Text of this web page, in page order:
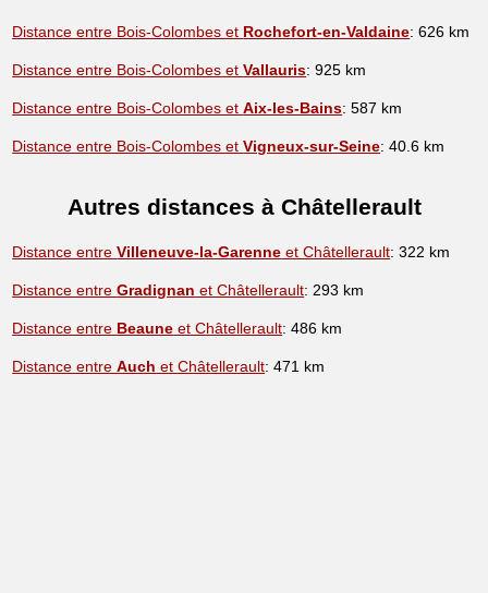
Distance entre Bois-Colombes et Rochefort-en-Valdaine: 626 km
Distance entre Bois-Colombes etVallauris: 925 km
Distance entre Bois-Colombes etAix-les-Bains: 587 km
Distance entre Bois-Colombes etVigneux-sur-Seine: 40.6 km
Autres distances à Châtellerault
Distance entreVilleneuve-la-Garenne et Châtellerault: 322 km
Distance entreGradignan et Châtellerault: 293 km
Distance entre Beaune et Châtellerault: 486 km
Distance entreAuch et Châtellerault: 471 km